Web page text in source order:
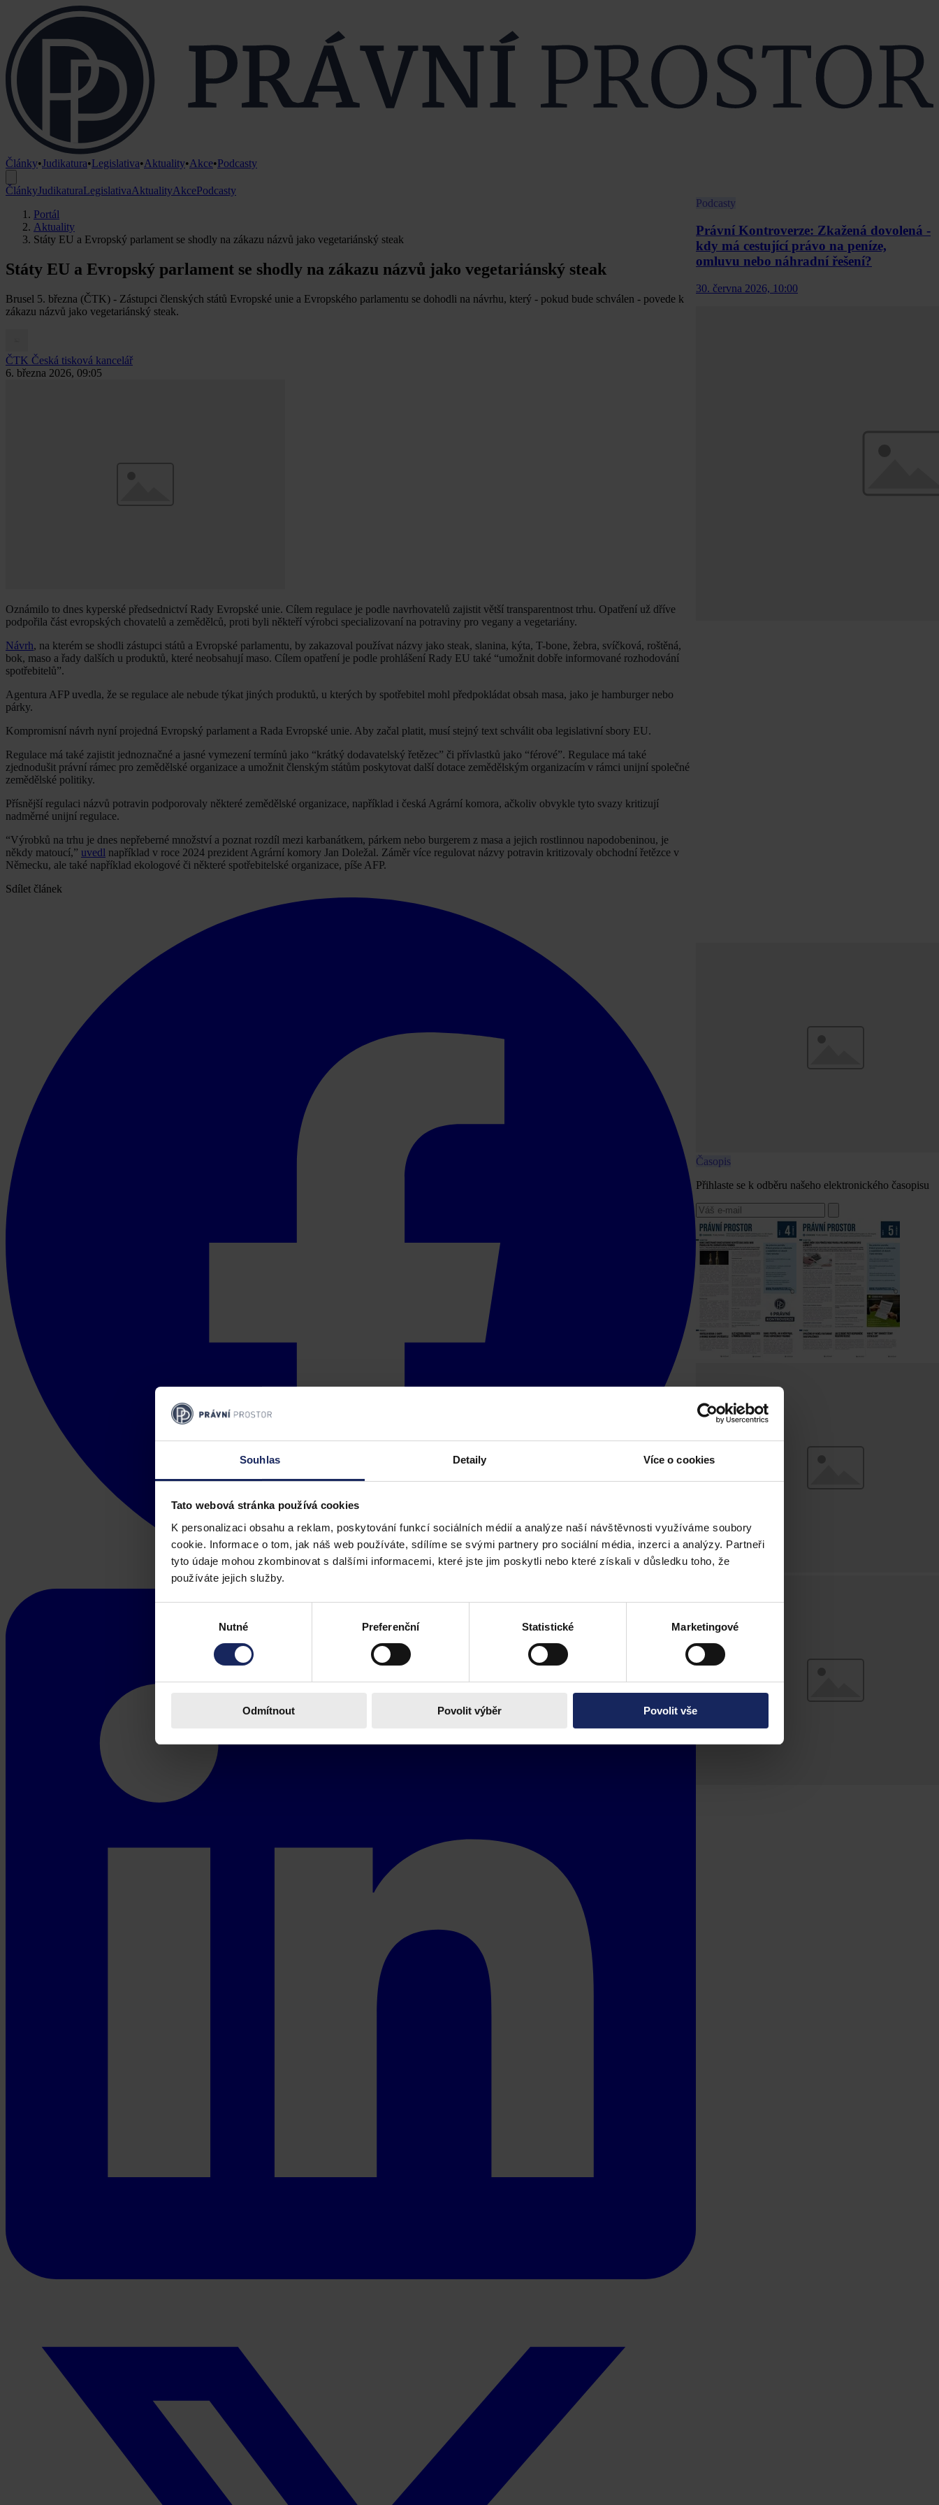
Souhlas Detaily Více o cookies
Tato webová stránka používá cookies
K personalizaci obsahu a reklam, poskytování funkcí sociálních médií a analýze naší návštěvnosti využíváme soubory
cookie. Informace o tom, jak náš web používáte, sdílíme se svými partnery pro sociální média, inzerci a analýzy. Partneři
tyto údaje mohou zkombinovat s dalšími informacemi, které jste jim poskytli nebo které získali v důsledku toho, že
používáte jejich služby.
Nutné Preferenční Statistické Marketingové
Odmítnout Povolit výběr Povolit vše
Články•Judikatura•Legislativa•Aktuality•Akce•Podcasty
ČlánkyJudikaturaLegislativaAktualityAkcePodcasty
Portál
Aktuality
Státy EU a Evropský parlament se shodly na zákazu názvů jako vegetariánský steak
Státy EU a Evropský parlament se shodly na zákazu názvů jako vegetariánský steak
Brusel 5. března (ČTK) - Zástupci členských států Evropské unie a Evropského parlamentu se dohodli na návrhu, který - pokud bude schválen - povede k
zákazu názvů jako vegetariánský steak.
ČTK Česká tisková kancelář
6. března 2026, 09:05
Oznámilo to dnes kyperské předsednictví Rady Evropské unie. Cílem regulace je podle navrhovatelů zajistit větší transparentnost trhu. Opatření už dříve
podpořila část evropských chovatelů a zemědělců, proti byli někteří výrobci specializovaní na potraviny pro vegany a vegetariány.
Návrh, na kterém se shodli zástupci států a Evropské parlamentu, by zakazoval používat názvy jako steak, slanina, kýta, T-bone, žebra, svíčková, roštěná,
bok, maso a řady dalších u produktů, které neobsahují maso. Cílem opatření je podle prohlášení Rady EU také “umožnit dobře informované rozhodování
spotřebitelů”.
Agentura AFP uvedla, že se regulace ale nebude týkat jiných produktů, u kterých by spotřebitel mohl předpokládat obsah masa, jako je hamburger nebo
párky.
Kompromisní návrh nyní projedná Evropský parlament a Rada Evropské unie. Aby začal platit, musí stejný text schválit oba legislativní sbory EU.
Regulace má také zajistit jednoznačné a jasné vymezení termínů jako “krátký dodavatelský řetězec” či přívlastků jako “férové”. Regulace má také
zjednodušit právní rámec pro zemědělské organizace a umožnit členským státům poskytovat další dotace zemědělským organizacím v rámci unijní společné
zemědělské politiky.
Přísnější regulaci názvů potravin podporovaly některé zemědělské organizace, například i česká Agrární komora, ačkoliv obvykle tyto svazy kritizují
nadměrné unijní regulace.
“Výrobků na trhu je dnes nepřeberné množství a poznat rozdíl mezi karbanátkem, párkem nebo burgerem z masa a jejich rostlinnou napodobeninou, je
někdy matoucí,” uvedl například v roce 2024 prezident Agrární komory Jan Doležal. Záměr více regulovat názvy potravin kritizovaly obchodní řetězce v
Německu, ale také například ekologové či některé spotřebitelské organizace, píše AFP.
Sdílet článek
Podcasty
Právní Kontroverze: Zkažená dovolená -
kdy má cestující právo na peníze,
omluvu nebo náhradní řešení?
30. června 2026, 10:00
Časopis
Přihlaste se k odběru našeho elektronického časopisu